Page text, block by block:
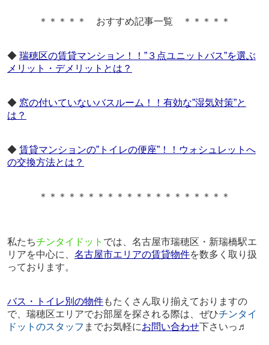
＊＊＊＊＊ おすすめ記事一覧 ＊＊＊＊＊
◆ 瑞穂区の賃貸マンション！！”３点ユニットバス”を選ぶ
メリット・デメリットとは？
◆ 窓の付いていないバスルーム！！有効な”湿気対策”と
は？
◆ 賃貸マンションの”トイレの便座”！！ウォシュレットへ
の交換方法とは？
＊＊＊＊＊＊＊＊＊＊＊＊＊＊＊＊＊＊＊＊
私たちチンタイドット では、名古屋市瑞穂区・新瑞橋駅エ
リアを中心に、 名古屋市エリアの賃貸物件を数多く取り扱
っております。
バス・トイレ別の物件もたくさん取り揃えておりますの
で、瑞穂区エリアでお部屋を探される際は、ぜひチンタイ
ドットのスタッフ までお気軽にお問い合わせ下さいっ♬